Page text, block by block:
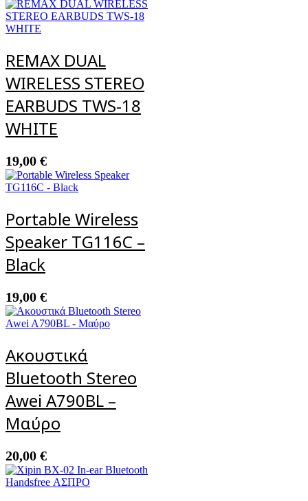
REMAX DUAL
WIRELESS STEREO
EARBUDS TWS-18
WHITE
19,00 €
Portable Wireless
Speaker TG116C –
Black
19,00 €
Ακουστικά
Bluetooth Stereo
Awei A790BL –
Μαύρο
20,00 €